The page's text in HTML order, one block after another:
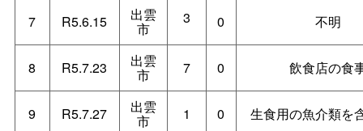
7 R5.6.15 出雲
市
3 0 不明
8 R5.7.23 出雲
市 7 0 飲食店の食
9 R5.7.27 出雲
市 1 0 生食用の魚介類を